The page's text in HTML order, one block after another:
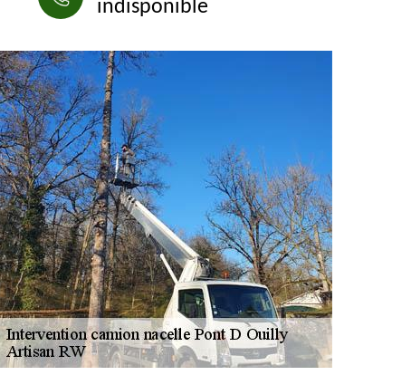
indisponible